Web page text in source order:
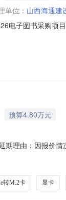
单位： 山西海通建
电子图书采购
简要规格描述
预算4.80万元
理由：因报价
目中查看采购预
转M.2卡 显卡